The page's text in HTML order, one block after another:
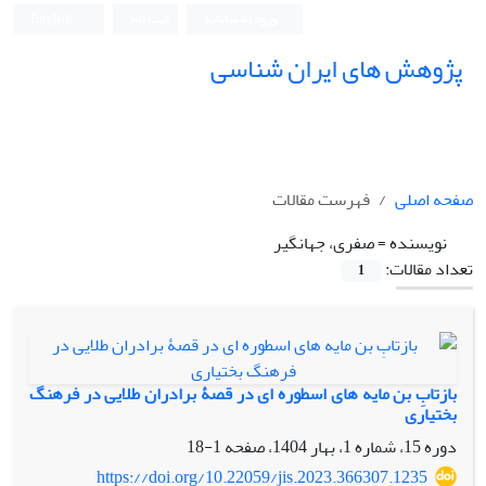
پژوهش های ایران شناسی
صفحه اصلی
فهرست مقالات
نویسنده =صفری، جهانگیر
تعداد مقالات:
1
بازتابِ بن مایه های اسطوره ای در قصۀ برادران طلایی در فرهنگ
بختیاری
دوره 15، شماره 1، بهار 1404، صفحه
1-18
https://doi.org/10.22059/jis.2023.366307.1235